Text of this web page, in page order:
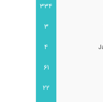
334
3
4
61
22